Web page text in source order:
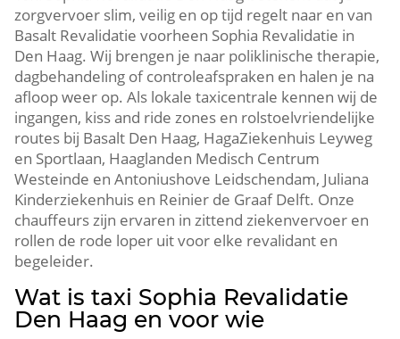
zorgvervoer slim, veilig en op tijd regelt naar en van
Basalt Revalidatie voorheen Sophia Revalidatie in
Den Haag. Wij brengen je naar poliklinische therapie,
dagbehandeling of controleafspraken en halen je na
afloop weer op. Als lokale taxicentrale kennen wij de
ingangen, kiss and ride zones en rolstoelvriendelijke
routes bij Basalt Den Haag, HagaZiekenhuis Leyweg
en Sportlaan, Haaglanden Medisch Centrum
Westeinde en Antoniushove Leidschendam, Juliana
Kinderziekenhuis en Reinier de Graaf Delft. Onze
chauffeurs zijn ervaren in zittend ziekenvervoer en
rollen de rode loper uit voor elke revalidant en
begeleider.
Wat is taxi Sophia Revalidatie
Den Haag en voor wie